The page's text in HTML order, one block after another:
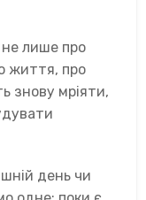
лише про
життя, про
знову мріяти,
день чи